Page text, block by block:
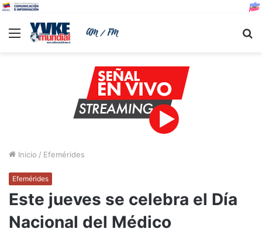
Menu
Inicio / Efemérides
Efemérides
Este jueves se celebra el Día
Nacional del Médico